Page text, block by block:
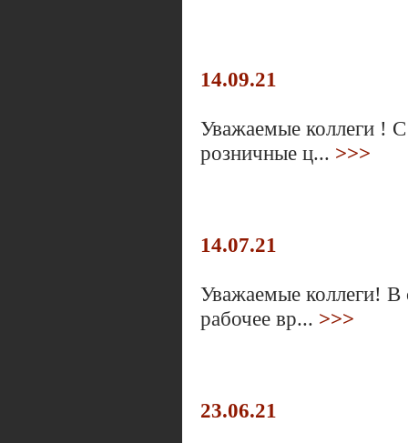
14.09.21
Уважаемые коллеги !
розничные ц... >>>
14.07.21
Уважаемые коллеги! В
рабочее вр... >>>
23.06.21